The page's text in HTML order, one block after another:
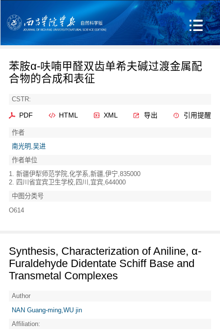
苯胺α-呋喃甲醛双齿单希夫碱过渡金属配
合物的合成和表征
CSTR:
PDF HTML XML 导出 引用提醒
作者
南光明,吴进
作者单位
1. 新疆伊犁师范学院,化学系,新疆,伊宁,835000
2. 四川省宜宾卫生学校,四川,宜宾,644000
中图分类号
O614
Synthesis, Characterization of Aniline, α-
Furaldehyde Didentate Schiff Base and
Transmetal Complexes
Author
NAN Guang-ming,WU jin
Affiliation: